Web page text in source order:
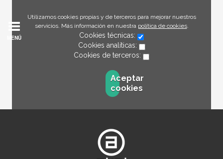
Utilizamos cookies propias y de terceros para mejorar nuestros
servicios. Más información en nuestra política de cookies.
Cookies técnicas:
Cookies analíticas:
Cookies de terceros:
Aceptar
cookies
MENÚ